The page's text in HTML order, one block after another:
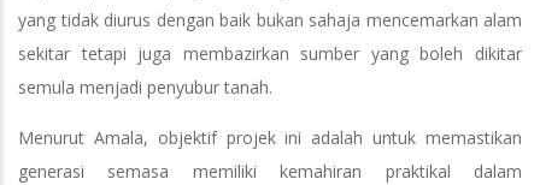
yang tidak diurus dengan baik bukan sahaja mencemarkan alam
sekitar tetapi juga membazirkan sumber yang boleh dikitar
semula menjadi penyubur tanah.
Menurut Amala, objektif projek ini adalah untuk memastikan
generasi semasa memiliki kemahiran praktikal dalam